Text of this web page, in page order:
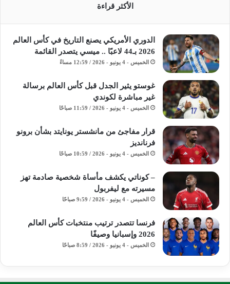
الأكثر قراءة
الدوري الأمريكي يصنع التاريخ في كأس العالم
2026 بـ44 لاعبًا .. ميسي يتصدر القائمة
الخميس - 4 يونيو - 2026 / 12:59 مساءً
غوستو يثير الجدل قبل كأس العالم برسالة
غير مباشرة لكوندي
الخميس - 4 يونيو - 2026 / 11:59 صباحًا
قرار مفاجئ من مانشستر يونايتد بشأن برونو
فرنانديز
الخميس - 4 يونيو - 2026 / 10:59 صباحًا
– كوناتي يكشف مأساة شخصية صادمة تهز
مسيرته مع ليفربول
الخميس - 4 يونيو - 2026 / 9:59 صباحًا
فرنسا تتصدر ترتيب منتخبات كأس العالم
2026 وإسبانيا وصيفًا
الخميس - 4 يونيو - 2026 / 8:59 صباحًا